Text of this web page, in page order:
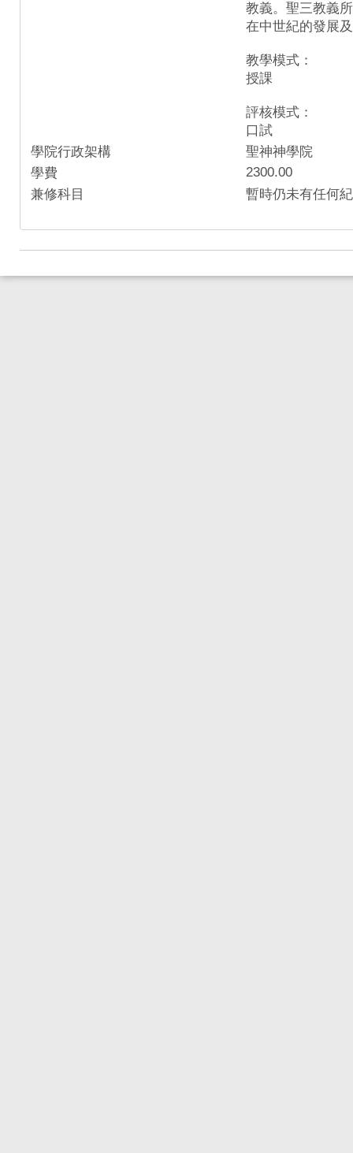
教義。聖三教義
在中世紀的發展
教學模式：
授課
評核模式：
口試
學院行政架構
聖神神學院
學費
2300.00
兼修科目
暫時仍未有任何